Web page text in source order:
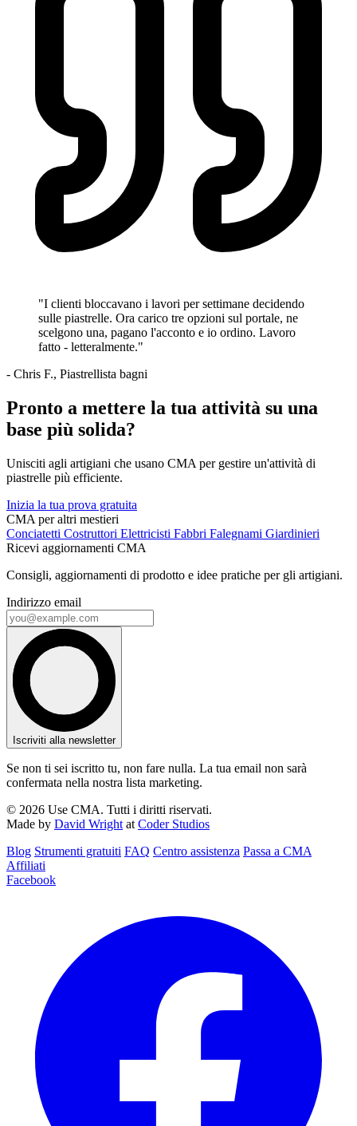
"I clienti bloccavano i lavori per settimane decidendo
sulle piastrelle. Ora carico tre opzioni sul portale, ne
scelgono una, pagano l'acconto e io ordino. Lavoro
fatto - letteralmente."
- Chris F., Piastrellista bagni
Pronto a mettere la tua attività su una
base più solida?
Unisciti agli artigiani che usano CMA per gestire un'attività di
piastrelle più efficiente.
Inizia la tua prova gratuita
CMA per altri mestieri
Conciatetti Costruttori Elettricisti Fabbri Falegnami Giardinieri
Ricevi aggiornamenti CMA
Consigli, aggiornamenti di prodotto e idee pratiche per gli artigiani.
Indirizzo email
Iscriviti alla newsletter
Se non ti sei iscritto tu, non fare nulla. La tua email non sarà
confermata nella nostra lista marketing.
© 2026 Use CMA. Tutti i diritti riservati.
Made by David Wright at Coder Studios
Blog‎ Strumenti gratuiti FAQ Centro assistenza Passa a CMA
Affiliati
Facebook